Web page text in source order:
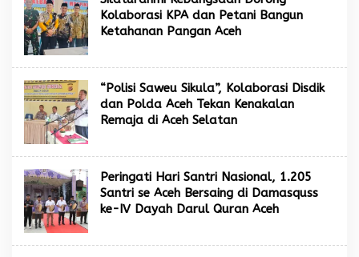
Kolaborasi KPA dan Petani Bangun
Ketahanan Pangan Aceh
“Polisi Saweu Sikula”, Kolaborasi Disdik
dan Polda Aceh Tekan Kenakalan
Remaja di Aceh Selatan
Peringati Hari Santri Nasional, 1.205
Santri se Aceh Bersaing di Damasquss
ke-IV Dayah Darul Quran Aceh